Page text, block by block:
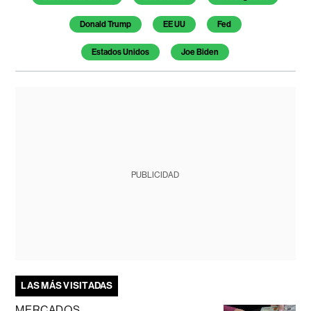
Donald Trump EE UU Fed
Estados Unidos Joe Biden
PUBLICIDAD
LAS MÁS VISITADAS